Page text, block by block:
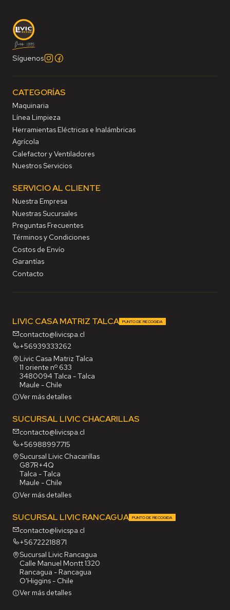
Síguenos
CATEGORÍAS
Maquinaria
Línea Limpieza
Herramientas Eléctricas e Inalámbricas
Agrícola
Calefactor y Ventiladores
Nuestros Servicios
SERVICIO AL CLIENTE
Nuestra Empresa
Nuestras Sucursales
Preguntas Frecuentes
Términos y Condiciones
Costos de Envío
Garantías
Contacto
LIVIC CASA MATRIZ TALCA PUNTO DE RECOGIDA
contacto@livicspa.cl
+56939333262
Livic Casa Matriz Talca
11 oriente nº 633
3480094 Talca - Talca
Maule - Chile
Ver más detalles
SUCURSAL LIVIC CHACARILLAS
contacto@livicspa.cl
+56988997715
Sucursal Livic Chacarillas
G87R+4Q
Talca - Talca
Maule - Chile
Ver más detalles
SUCURSAL LIVIC RANCAGUA PUNTO DE RECOGIDA
contacto@livicspa.cl
+56722218871
Sucursal Livic Rancagua
Calle Manuel Montt 1320
Rancagua - Rancagua
O'Higgins - Chile
Ver más detalles